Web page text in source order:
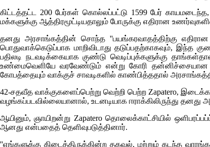
கிட்டத்தட்ட 200 பேர்கள் கொல்லப்பட்டு 1599 பேர்
மக்களுக்கு ஆத்திரமூட்டியதாலும் போருக்கு எதிரான
தனது அரசாங்கத்தின் சொந்த ''பயங்கரவாதத்திற்கு எதிரான
பொதுவாக்கெடுப்பாக மாறிவிடாது தடுப்பதற்காகவும், இந்த
பதிலடி நடவடிக்கையாக குண்டு வெடிப்புக்களுக்கு
உண்மைவெளியே வரவேண்டும் என்று கோரி தன்னிச்சையான
கோபத்தையும் வாக்குச் சாவடிகளில் காண்பித்ததால்
42-சதவீத வாக்குகளைப்பெற்று வெற்றி பெற்ற Zapatero,
வழங்கப்படவில்லையானால், உடனடியாக ஈராக்கிலிருந்து தனது
ஆயினும், ஞாயிறன்று Zapateroதொலைக்காட்சியில்
ஆனது என்பதைத் தெளிவுபடுத்தினார்.
''எங்களுக்கு கிடைத்திருக்கின்ற தகவல், மற்றும் கடந்த